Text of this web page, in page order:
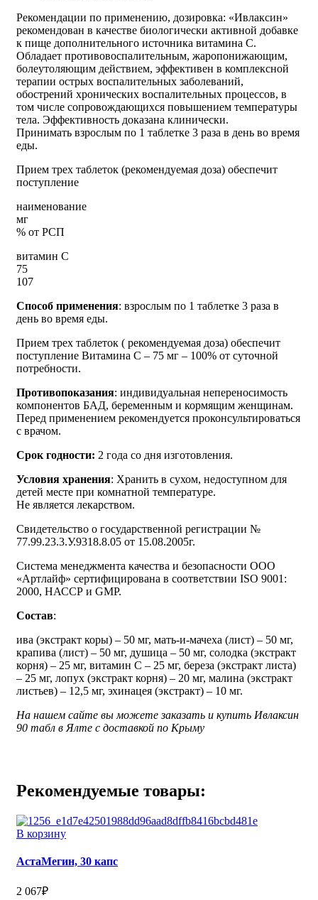
Рекомендации по применению, дозировка: «Ивлаксин»
рекомендован в качестве биологически активной добавке
к пище дополнительного источника витамина С.
Обладает противовоспалительным, жаропонижающим,
болеутоляющим действием, эффективен в комплексной
терапии острых воспалительных заболеваний,
обострений хронических воспалительных процессов, в
том числе сопровождающихся повышением температуры
тела. Эффективность доказана клинически.
Принимать взрослым по 1 таблетке 3 раза в день во время
еды.
Прием трех таблеток (рекомендуемая доза) обеспечит
поступление
наименование
мг
% от РСП
витамин С
75
107
Способ применения: взрослым по 1 таблетке 3 раза в
день во время еды.
Прием трех таблеток ( рекомендуемая доза) обеспечит
поступление Витамина С – 75 мг – 100% от суточной
потребности.
Противопоказания: индивидуальная непереносимость
компонентов БАД, беременным и кормящим женщинам.
Перед применением рекомендуется проконсультироваться
с врачом.
Срок годности: 2 года со дня изготовления.
Условия хранения: Хранить в сухом, недоступном для
детей месте при комнатной температуре.
Не является лекарством.
Свидетельство о государственной регистрации №
77.99.23.3.У.9318.8.05 от 15.08.2005г.
Система менеджмента качества и безопасности ООО
«Артлайф» сертифицирована в соответствии ISО 9001:
2000, НАССР и GMP.
Состав:
ива (экстракт коры) – 50 мг, мать-и-мачеха (лист) – 50 мг,
крапива (лист) – 50 мг, душица – 50 мг, солодка (экстракт
корня) – 25 мг, витамин С – 25 мг, береза (экстракт листа)
– 25 мг, лопух (экстракт корня) – 20 мг, малина (экстракт
листьев) – 12,5 мг, эхинацея (экстракт) – 10 мг.
На нашем сайте вы можете заказать и купить Ивлаксин
90 табл в Ялте с доставкой по Крыму
Рекомендуемые товары:
В корзину
АстаМегин, 30 капс
2 067₽